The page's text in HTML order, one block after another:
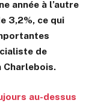
année à l’autre
3,2%, ce qui
de
Charlebois.
au-dessus